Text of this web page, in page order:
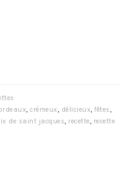
,crémeux, délicieux,fêtes,
de saint jacques, recette, recette